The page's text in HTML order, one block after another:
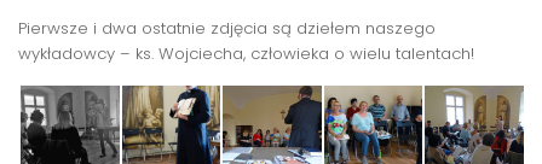
Pierwsze i dwa ostatnie zdjęcia są dziełem naszego
wykładowcy – ks. Wojciecha, człowieka o wielu talentach!